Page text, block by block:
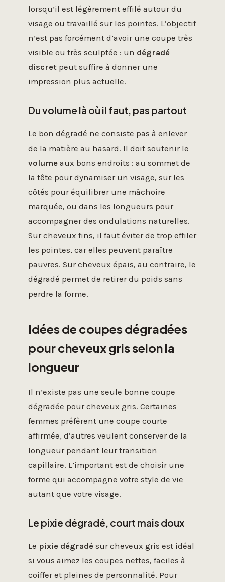
lorsqu’il est légèrement effilé autour du
visage ou travaillé sur les pointes. L’objectif
n’est pas forcément d’avoir une coupe très
visible ou très sculptée : un dégradé
discret peut suffire à donner une
impression plus actuelle.
Du volume là où il faut, pas partout
Le bon dégradé ne consiste pas à enlever
de la matière au hasard. Il doit soutenir le
volume aux bons endroits : au sommet de
la tête pour dynamiser un visage, sur les
côtés pour équilibrer une mâchoire
marquée, ou dans les longueurs pour
accompagner des ondulations naturelles.
Sur cheveux fins, il faut éviter de trop effiler
les pointes, car elles peuvent paraître
pauvres. Sur cheveux épais, au contraire, le
dégradé permet de retirer du poids sans
perdre la forme.
Idées de coupes dégradées
pour cheveux gris selon la
longueur
Il n’existe pas une seule bonne coupe
dégradée pour cheveux gris. Certaines
femmes préfèrent une coupe courte
affirmée, d’autres veulent conserver de la
longueur pendant leur transition
capillaire. L’important est de choisir une
forme qui accompagne votre style de vie
autant que votre visage.
Le pixie dégradé, court mais doux
Le pixie dégradé sur cheveux gris est idéal
si vous aimez les coupes nettes, faciles à
coiffer et pleines de personnalité. Pour